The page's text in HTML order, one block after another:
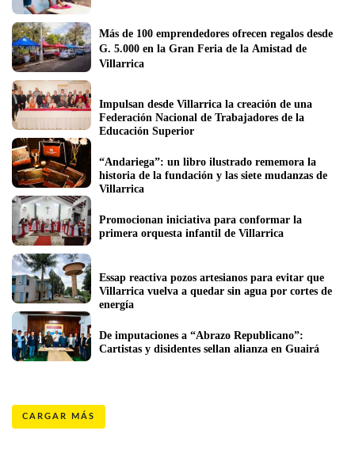
Más de 100 emprendedores ofrecen regalos desde
G. 5.000 en la Gran Feria de la Amistad de
Villarrica
Impulsan desde Villarrica la creación de una
Federación Nacional de Trabajadores de la
Educación Superior
“Andariega”: un libro ilustrado rememora la
historia de la fundación y las siete mudanzas de
Villarrica
Promocionan iniciativa para conformar la
primera orquesta infantil de Villarrica
Essap reactiva pozos artesianos para evitar que
Villarrica vuelva a quedar sin agua por cortes de
energía
De imputaciones a “Abrazo Republicano”:
CARGAR MÁS